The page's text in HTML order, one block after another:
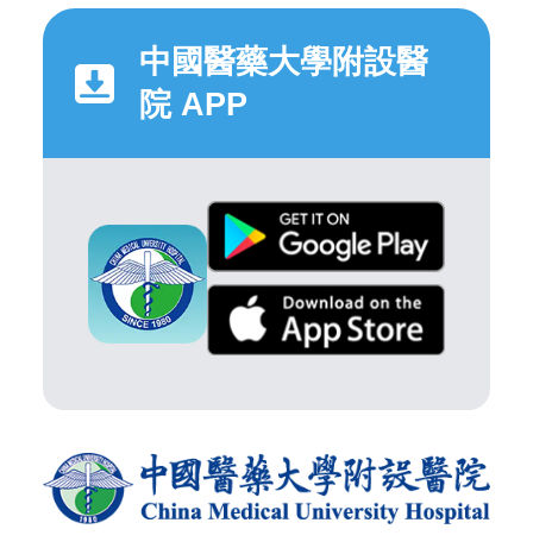
中國醫藥大學附設醫
院 APP